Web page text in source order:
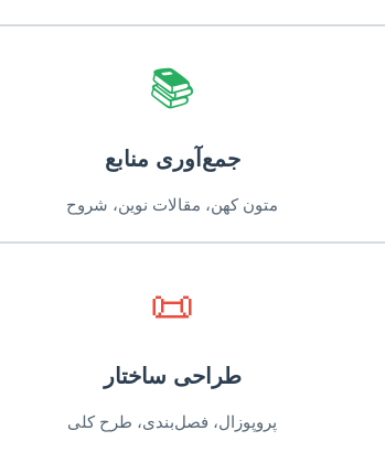
📚
جمع‌آوری منابع
متون کهن، مقالات نوین، شروح
📜
طراحی ساختار
پروپوزال، فصل‌بندی، طرح کلی